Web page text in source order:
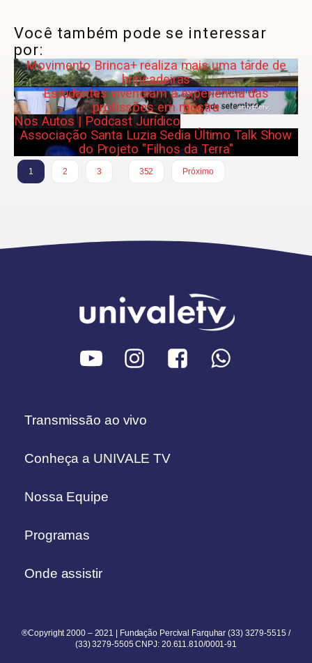
Você também pode se interessar
por:
Movimento Brinca+ realiza mais uma tarde de
brincadeiras
Estudantes vivenciam a experiência das
profissões em mostra
Nos Autos | Podcast Jurídico
Associação Santa Luzia Sedia Último Talk Show
do Projeto "Filhos da Terra"
1 2 3
352
Próximo
Transmissão ao vivo
Conheça a UNIVALE TV
Nossa Equipe
Programas
Onde assistir
®Copyright 2000 – 2021 | Fundação Percival Farquhar (33) 3279-5515 /
(33) 3279-5505 CNPJ: 20.611.810/0001-91